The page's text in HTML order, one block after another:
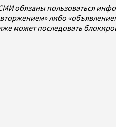
обязаны пользоваться
либо
может последовать